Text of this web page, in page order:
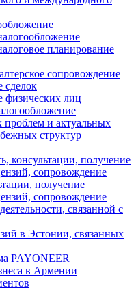
планирование
сопровождение
сделок
физических лиц
проблем и актуальных
структур
консультации, получение
сопровождение
получение
сопровождение
связанной с
в Эстонии, связанных
PAYONEER
в Армении